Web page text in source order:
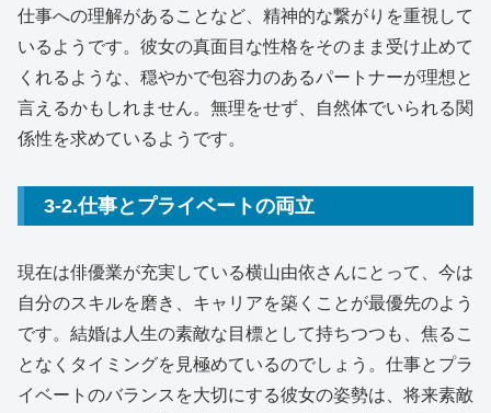
仕事への理解があることなど、精神的な繋がりを重視して
いるようです。彼女の真面目な性格をそのまま受け止めて
くれるような、穏やかで包容力のあるパートナーが理想と
言えるかもしれません。無理をせず、自然体でいられる関
係性を求めているようです。
3-2.仕事とプライベートの両立
現在は俳優業が充実している横山由依さんにとって、今は
自分のスキルを磨き、キャリアを築くことが最優先のよう
です。結婚は人生の素敵な目標として持ちつつも、焦るこ
となくタイミングを見極めているのでしょう。仕事とプラ
イベートのバランスを大切にする彼女の姿勢は、将来素敵